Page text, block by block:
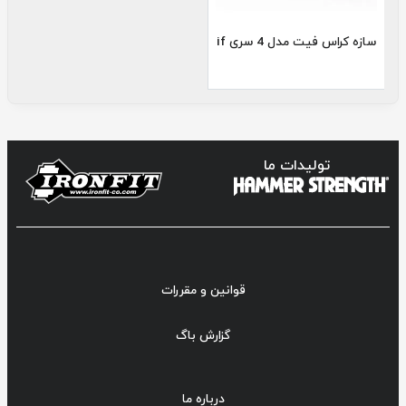
سازه کراس فیت مدل 4 سری if
تولیدات ما
قوانین و مقررات
گزارش باگ
درباره ما